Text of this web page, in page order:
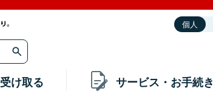
個人
受け取る サービス・お手続き